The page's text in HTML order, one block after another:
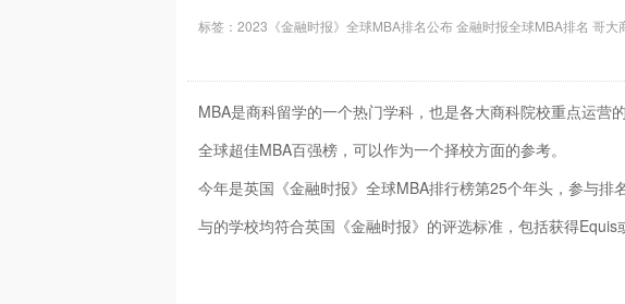
标签： 2023《金融时报》全球MBA排名公布金融时报全球MBA排名 哥大
MBA是商科留学的一个热门学科，也是各大商科院校重点运营
全球超佳MBA百强榜，可以作为一个择校方面的参考。
今年是英国《金融时报》全球MBA排行榜第25个年头，参与排
与的学校均符合英国《金融时报》的评选标准，包括获得Equis